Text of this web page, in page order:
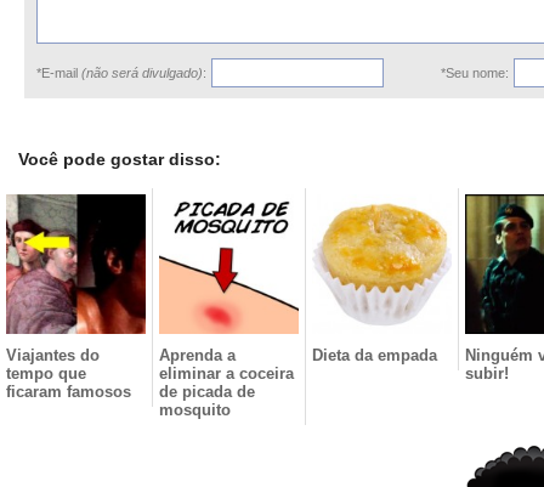
*E-mail (não será divulgado): *Seu nome:
Você pode gostar disso:
Viajantes do
tempo que
ficaram famosos
Aprenda a
eliminar a coceira
de picada de
mosquito
Dieta da empada
Ninguém
subir!